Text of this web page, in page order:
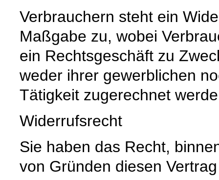
Verbrauchern steht ein
Maßgabe zu, wobei
ein Rechtsgeschäft zu
weder ihrer gewerblichen
Tätigkeit zugerechnet
Widerrufsrecht
Sie haben das Recht,
von Gründen diesen